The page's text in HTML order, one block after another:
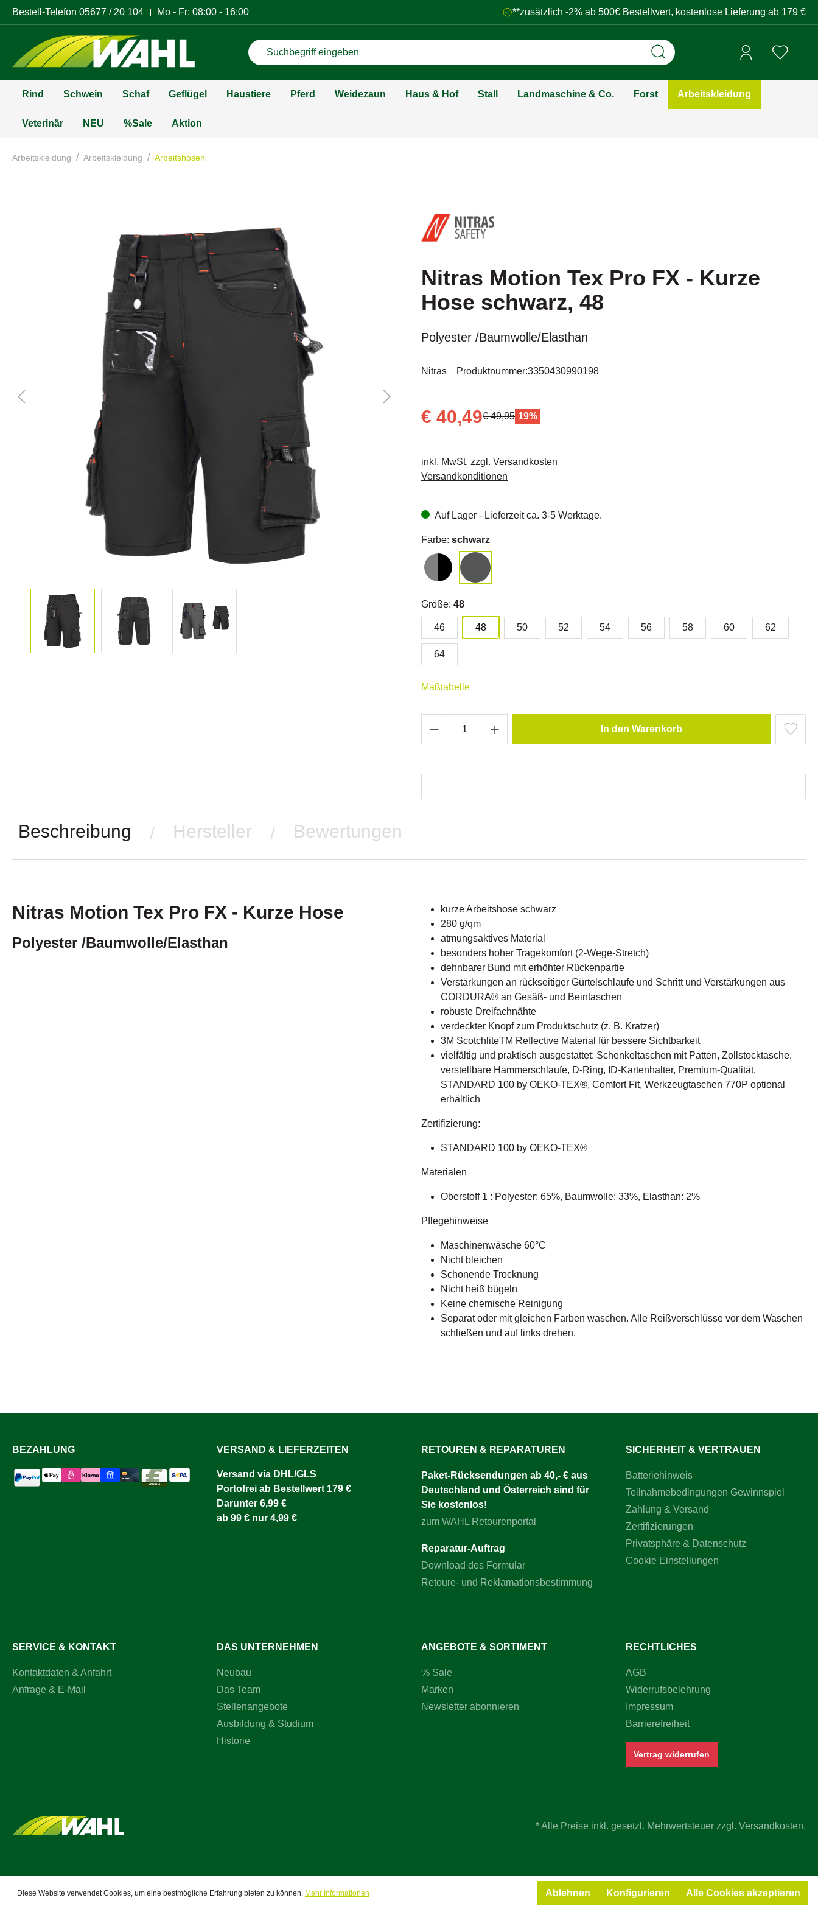
Bestell-Telefon 05677 / 20 104 Mo - Fr: 08:00 - 16:00 **zusätzlich -2% ab 500€ Bestellwert, kostenlose Lieferung ab 179 €
Rind Schwein Schaf Geflügel Haustiere Pferd Weidezaun Haus & Hof Stall Landmaschine & Co. Forst Arbeitskleidung
Veterinär NEU %Sale Aktion
Arbeitskleidung / Arbeitskleidung / Arbeitshosen
Nitras Motion Tex Pro FX - Kurze
Hose schwarz, 48
Polyester /Baumwolle/Elasthan
Nitras Produktnummer:3350430990198
€ 40,49€ 49,95 19%
inkl. MwSt. zzgl. Versandkosten
Versandkonditionen
Auf Lager - Lieferzeit ca. 3-5 Werktage.
Farbe: schwarz
Größe: 48
46 48 50 52 54 56 58 60 62
64
Maßtabelle
In den Warenkorb
Beschreibung / Hersteller / Bewertungen
Nitras Motion Tex Pro FX - Kurze Hose
Polyester /Baumwolle/Elasthan
kurze Arbeitshose schwarz
280 g/qm
atmungsaktives Material
besonders hoher Tragekomfort (2-Wege-Stretch)
dehnbarer Bund mit erhöhter Rückenpartie
Verstärkungen an rückseitiger Gürtelschlaufe und Schritt und Verstärkungen aus
CORDURA® an Gesäß- und Beintaschen
robuste Dreifachnähte
verdeckter Knopf zum Produktschutz (z. B. Kratzer)
3M ScotchliteTM Reflective Material für bessere Sichtbarkeit
vielfältig und praktisch ausgestattet: Schenkeltaschen mit Patten, Zollstocktasche,
verstellbare Hammerschlaufe, D-Ring, ID-Kartenhalter, Premium-Qualität,
STANDARD 100 by OEKO-TEX®, Comfort Fit, Werkzeugtaschen 770P optional
erhältlich
Zertifizierung:
STANDARD 100 by OEKO-TEX®
Materialen
Oberstoff 1 : Polyester: 65%, Baumwolle: 33%, Elasthan: 2%
Pflegehinweise
Maschinenwäsche 60°C
Nicht bleichen
Schonende Trocknung
Nicht heiß bügeln
Keine chemische Reinigung
Separat oder mit gleichen Farben waschen. Alle Reißverschlüsse vor dem Waschen
schließen und auf links drehen.
BEZAHLUNG VERSAND & LIEFERZEITEN
Versand via DHL/GLS ​
Portofrei ab Bestellwert 179 €
Darunter 6,99 €
ab 99 € nur 4,99 €
RETOUREN & REPARATUREN
Paket-Rücksendungen ab 40,- € aus
Deutschland und Österreich sind für
Sie kostenlos!
zum WAHL Retourenportal
Reparatur-Auftrag
Download des Formular
Retoure- und Reklamationsbestimmung
SICHERHEIT & VERTRAUEN
Batteriehinweis
Teilnahmebedingungen Gewinnspiel
Zahlung & Versand
Zertifizierungen
Privatsphäre & Datenschutz
Cookie Einstellungen
SERVICE & KONTAKT
Kontaktdaten & Anfahrt
Anfrage & E-Mail
DAS UNTERNEHMEN
Neubau
Das Team
Stellenangebote
Ausbildung & Studium
Historie
ANGEBOTE & SORTIMENT
% Sale
Marken
Newsletter abonnieren
RECHTLICHES
AGB
Widerrufsbelehrung
Impressum
Barrierefreiheit
Vertrag widerrufen
* Alle Preise inkl. gesetzl. Mehrwertsteuer zzgl. Versandkosten.
Diese Website verwendet Cookies, um eine bestmögliche Erfahrung bieten zu können. Mehr Informationen Ablehnen Konfigurieren Alle Cookies akzeptieren